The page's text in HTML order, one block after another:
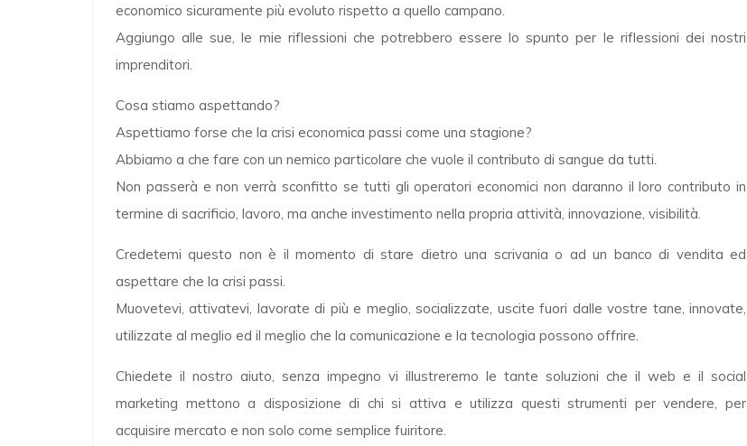
economico sicuramente più evoluto rispetto a quello campano.
Aggiungo alle sue, le mie riflessioni che potrebbero essere lo spunto per le riflessioni dei nostri
imprenditori.
Cosa stiamo aspettando?
Aspettiamo forse che la crisi economica passi come una stagione?
Abbiamo a che fare con un nemico particolare che vuole il contributo di sangue da tutti.
Non passerà e non verrà sconfitto se tutti gli operatori economici non daranno il loro contributo in
termine di sacrificio, lavoro, ma anche investimento nella propria attività, innovazione, visibilità.
Credetemi questo non è il momento di stare dietro una scrivania o ad un banco di vendita ed
aspettare che la crisi passi.
Muovetevi, attivatevi, lavorate di più e meglio, socializzate, uscite fuori dalle vostre tane, innovate,
utilizzate al meglio ed il meglio che la comunicazione e la tecnologia possono offrire.
Chiedete il nostro aiuto, senza impegno vi illustreremo le tante soluzioni che il web e il social
marketing mettono a disposizione di chi si attiva e utilizza questi strumenti per vendere, per
acquisire mercato e non solo come semplice fuiritore.